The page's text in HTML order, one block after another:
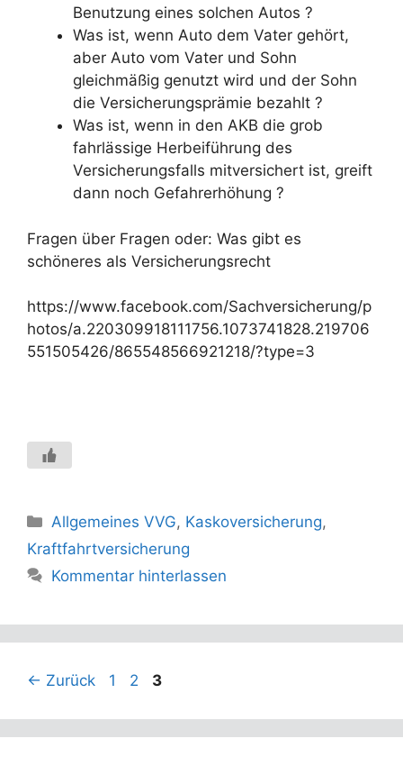
Benutzung eines solchen Autos ?
Was ist, wenn Auto dem Vater gehört,
aber Auto vom Vater und Sohn
gleichmäßig genutzt wird und der Sohn
die Versicherungsprämie bezahlt ?
Was ist, wenn in den AKB die grob
fahrlässige Herbeiführung des
Versicherungsfalls mitversichert ist, greift
dann noch Gefahrerhöhung ?
Fragen über Fragen oder: Was gibt es
schöneres als Versicherungsrecht
https://www.facebook.com/Sachversicherung/p
hotos/a.220309918111756.1073741828.219706
551505426/865548566921218/?type=3
Kategorien
Allgemeines VVG, Kaskoversicherung,
Kraftfahrtversicherung
Kommentar hinterlassen
← Zurück Seite
1 Seite
2 Seite
3